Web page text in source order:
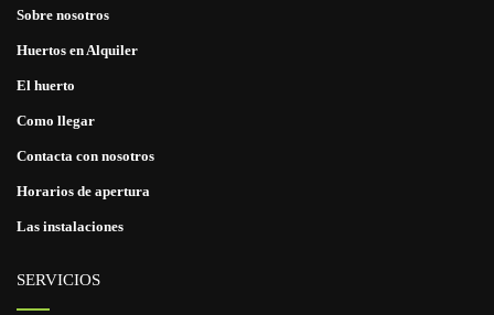
Sobre nosotros
Huertos en Alquiler
El huerto
Como llegar
Contacta con nosotros
Horarios de apertura
Las instalaciones
SERVICIOS